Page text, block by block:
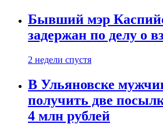
Бывший мэр
задержан по делу о
2 недели спустя
В Ульяновске
получить две
4 млн рублей